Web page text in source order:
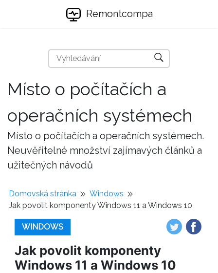
Remontcompa
Místo o počítačích a
operačních systémech
Místo o počítačích a operačních systémech.
Neuvěřitelné množství zajímavých článků a
užitečných návodů
Domovská stránka
Windows
Jak povolit komponenty Windows 11 a Windows 10
WINDOWS
Jak povolit komponenty
Windows 11 a Windows 10